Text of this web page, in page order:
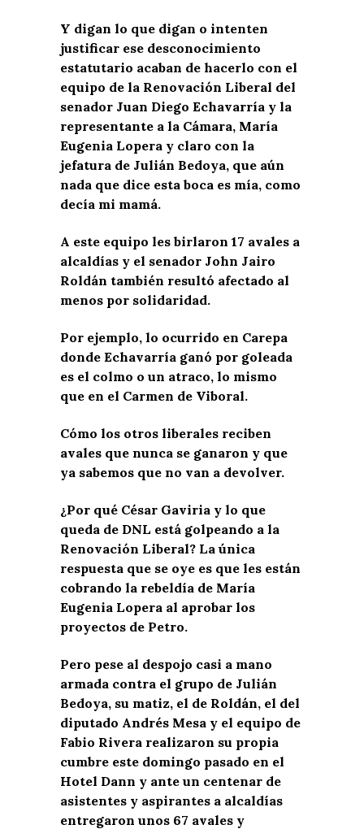
Y digan lo que digan o intenten
justificar ese desconocimiento
estatutario acaban de hacerlo con el
equipo de la Renovación Liberal del
senador Juan Diego Echavarría y la
representante a la Cámara, María
Eugenia Lopera y claro con la
jefatura de Julián Bedoya, que aún
nada que dice esta boca es mía, como
decía mi mamá.
A este equipo les birlaron 17 avales a
alcaldías y el senador John Jairo
Roldán también resultó afectado al
menos por solidaridad.
Por ejemplo, lo ocurrido en Carepa
donde Echavarría ganó por goleada
es el colmo o un atraco, lo mismo
que en el Carmen de Viboral.
Cómo los otros liberales reciben
avales que nunca se ganaron y que
ya sabemos que no van a devolver.
¿Por qué César Gaviria y lo que
queda de DNL está golpeando a la
Renovación Liberal? La única
respuesta que se oye es que les están
cobrando la rebeldía de María
Eugenia Lopera al aprobar los
proyectos de Petro.
Pero pese al despojo casi a mano
armada contra el grupo de Julián
Bedoya, su matiz, el de Roldán, el del
diputado Andrés Mesa y el equipo de
Fabio Rivera realizaron su propia
cumbre este domingo pasado en el
Hotel Dann y ante un centenar de
asistentes y aspirantes a alcaldías
entregaron unos 67 avales y